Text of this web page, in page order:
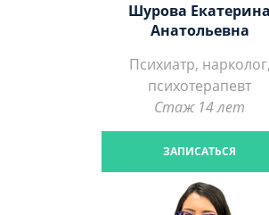
Шурова Екатерина
Анатольевна
Психиатр, нарколог,
психотерапевт
Стаж 14 лет
ЗАПИСАТЬСЯ